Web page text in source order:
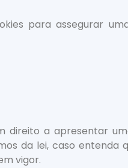
para assegurar
direito a apresentar
da lei, caso entenda
vigor.